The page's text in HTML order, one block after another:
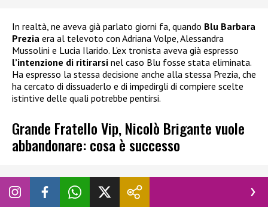
In realtà, ne aveva già parlato giorni fa, quando Blu Barbara
Prezia era al televoto con Adriana Volpe, Alessandra
Mussolini e Lucia Ilarido. L’ex tronista aveva già espresso
l’intenzione di ritirarsi nel caso Blu fosse stata eliminata.
Ha espresso la stessa decisione anche alla stessa Prezia, che
ha cercato di dissuaderlo e di impedirgli di compiere scelte
istintive delle quali potrebbe pentirsi.
Grande Fratello Vip, Nicolò Brigante vuole
abbandonare: cosa è successo